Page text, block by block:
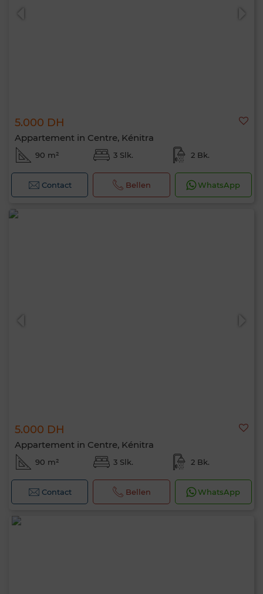
5.000 DH
Appartement in Centre, Kénitra
90 m² 3 Slk. 2 Bk.
Contact Bellen WhatsApp
5.000 DH
Appartement in Centre, Kénitra
90 m² 3 Slk. 2 Bk.
Contact Bellen WhatsApp